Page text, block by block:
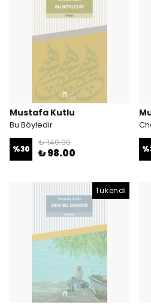
Mustafa Kutlu
Bu Böyledir
%30
₺ 140.00
₺ 98.00 %
Tükendi